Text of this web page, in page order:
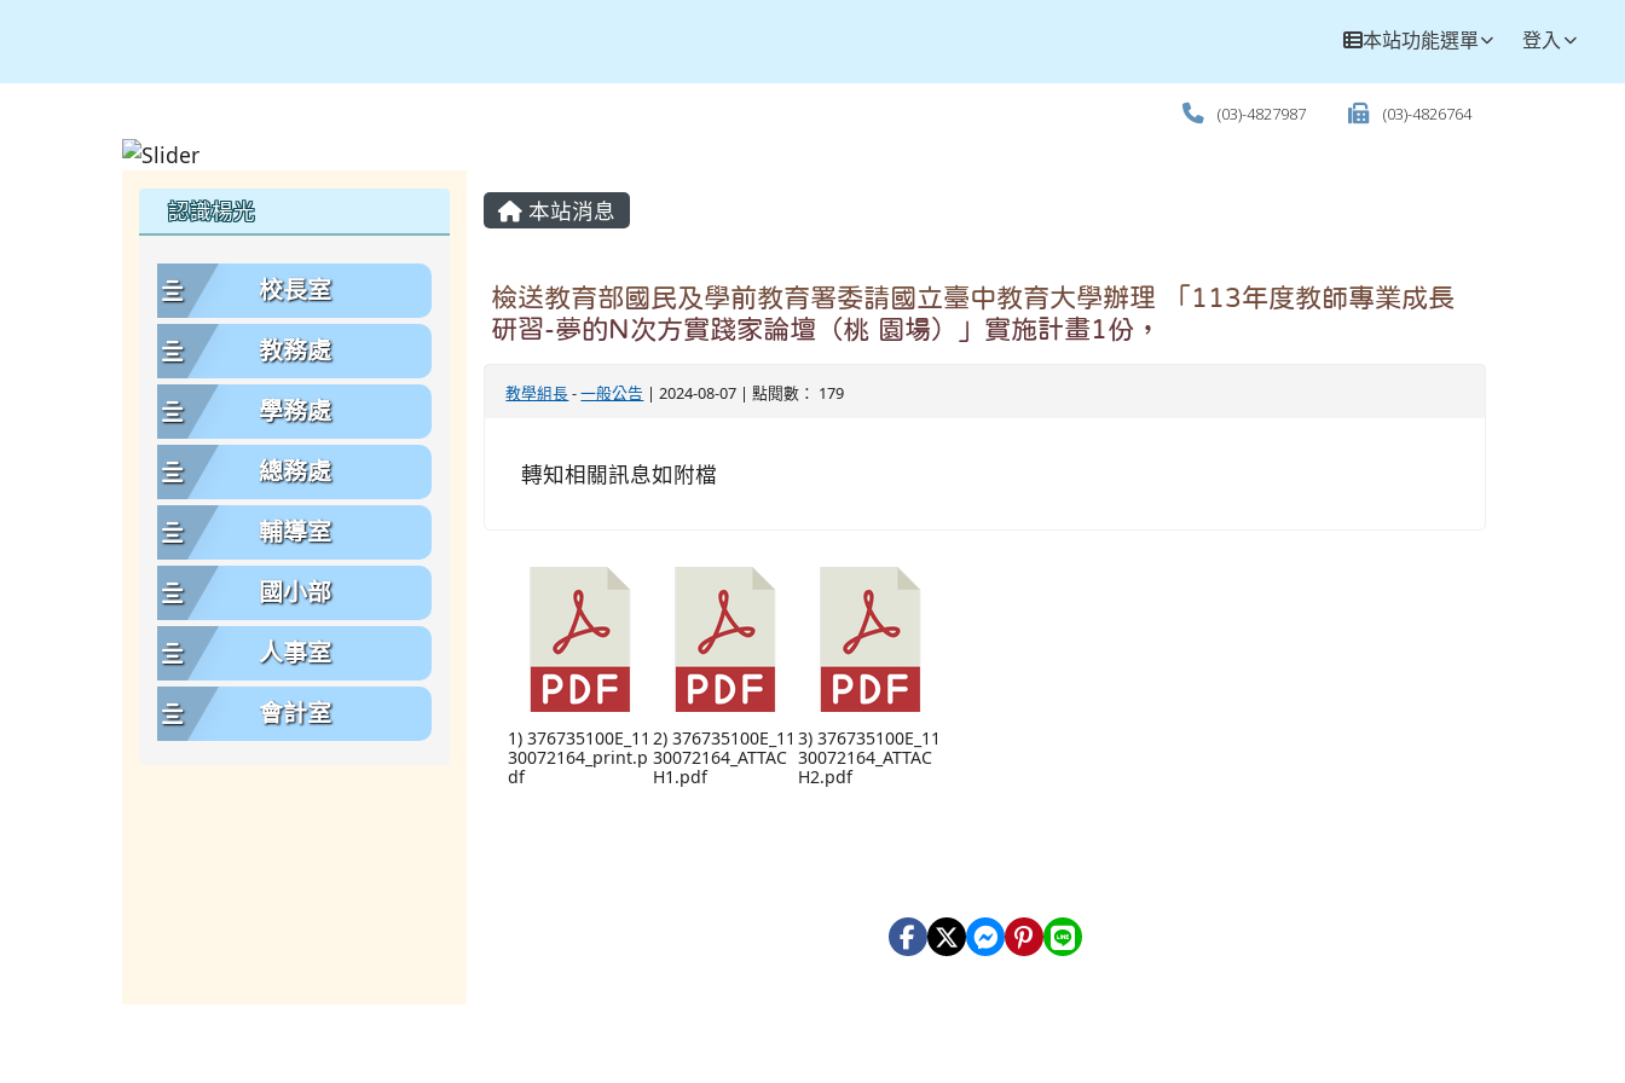
本站功能選單 登入
(03)-4827987 (03)-4826764
左邊區域內容
認識楊光
校長室
教務處
學務處
總務處
輔導室
國小部
人事室
會計室
主內容區域
本站消息
檢送教育部國民及學前教育署委請國立臺中教育大學辦理 「113年度教師專業成長
研習-夢的N次方實踐家論壇（桃 園場）」實施計畫1份，
教學組長-一般公告 | 2024-08-07 | 點閱數： 179
轉知相關訊息如附檔
1) 376735100E_11
30072164_print.p
df
2) 376735100E_11
30072164_ATTAC
H1.pdf
3) 376735100E_11
30072164_ATTAC
H2.pdf